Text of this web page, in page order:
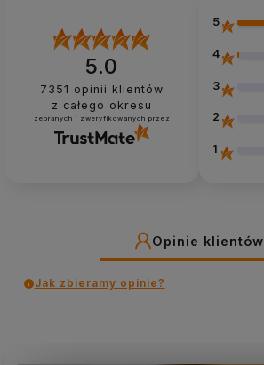
5.0
7351 opinii klientów
z całego okresu
zebranych i zweryfikowanych przez
5
4
3
2
1
Opinie klientów
Jak zbieramy opinie?